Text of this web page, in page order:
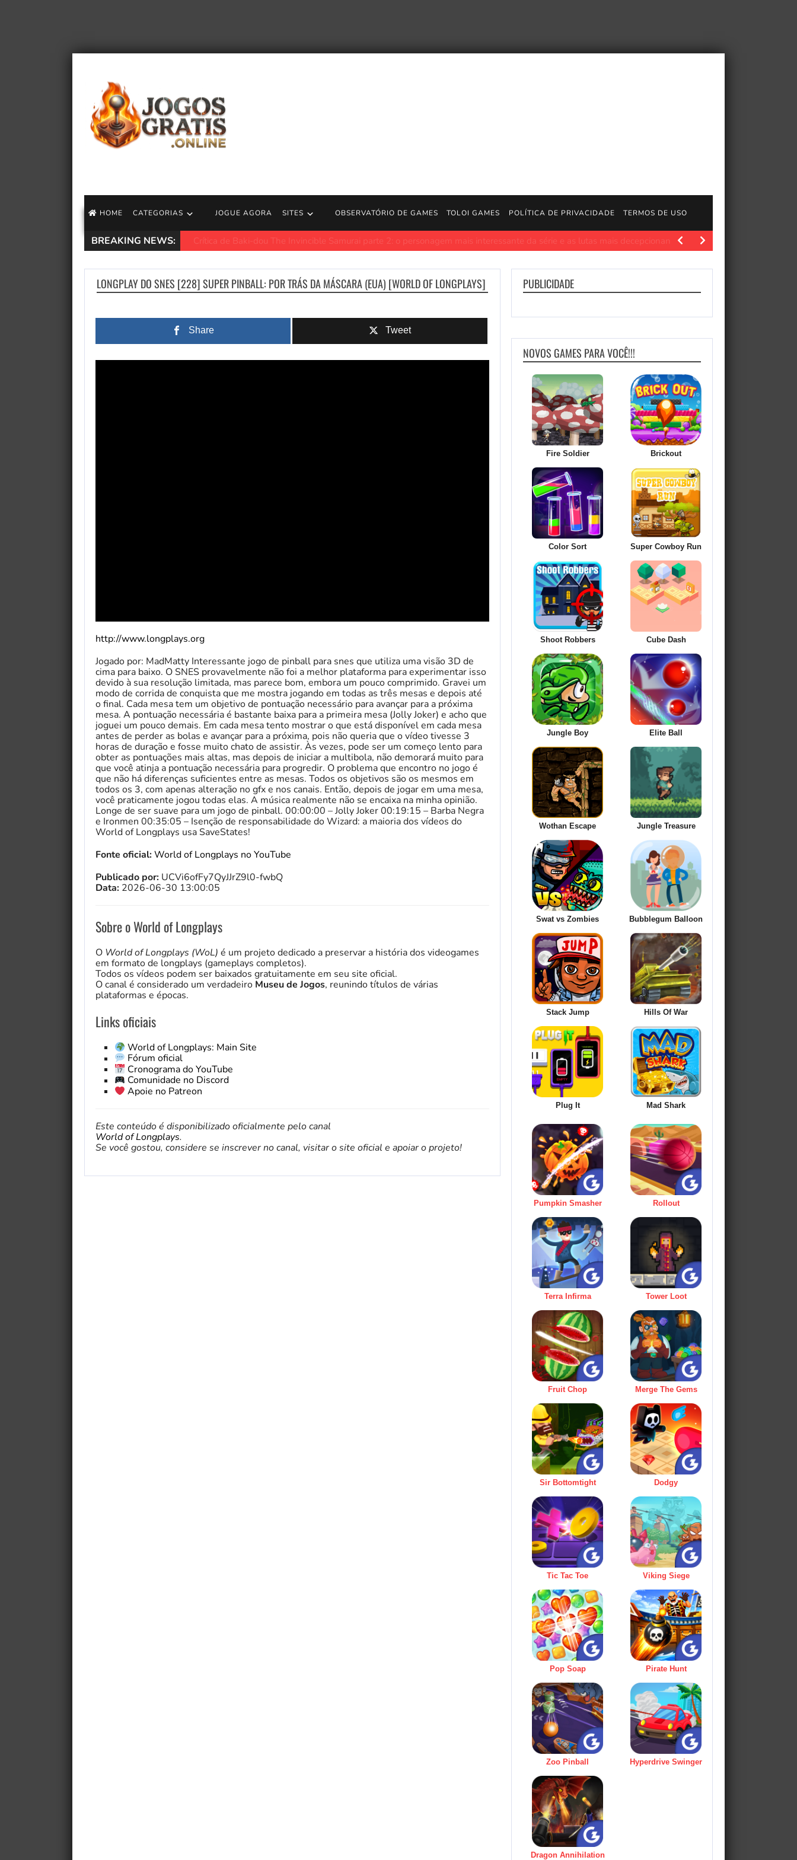
HOME CATEGORIAS JOGUE AGORA SITES OBSERVATÓRIO DE GAMES TOLOI GAMES POLÍTICA DE PRIVACIDADE TERMOS DE USO
BREAKING NEWS: Terminator 2: Judgment Day será relançado nos cinemas em seu 35º aniversário Polygon.com. Publicado 7 de julho de 2026, 13h35 EDT…
LONGPLAY DO SNES [228] SUPER PINBALL: POR TRÁS DA MÁSCARA (EUA) [WORLD OF LONGPLAYS]
Share Tweet
http://www.longplays.org
Jogado por: MadMatty Interessante jogo de pinball para snes que utiliza uma visão 3D de
cima para baixo. O SNES provavelmente não foi a melhor plataforma para experimentar isso
devido à sua resolução limitada, mas parece bom, embora um pouco comprimido. Gravei um
modo de corrida de conquista que me mostra jogando em todas as três mesas e depois até
o final. Cada mesa tem um objetivo de pontuação necessário para avançar para a próxima
mesa. A pontuação necessária é bastante baixa para a primeira mesa (Jolly Joker) e acho que
joguei um pouco demais. Em cada mesa tento mostrar o que está disponível em cada mesa
antes de perder as bolas e avançar para a próxima, pois não queria que o vídeo tivesse 3
horas de duração e fosse muito chato de assistir. Às vezes, pode ser um começo lento para
obter as pontuações mais altas, mas depois de iniciar a multibola, não demorará muito para
que você atinja a pontuação necessária para progredir. O problema que encontro no jogo é
que não há diferenças suficientes entre as mesas. Todos os objetivos são os mesmos em
todos os 3, com apenas alteração no gfx e nos canais. Então, depois de jogar em uma mesa,
você praticamente jogou todas elas. A música realmente não se encaixa na minha opinião.
Longe de ser suave para um jogo de pinball. 00:00:00 – Jolly Joker 00:19:15 – Barba Negra
e Ironmen 00:35:05 – Isenção de responsabilidade do Wizard: a maioria dos vídeos do
World of Longplays usa SaveStates!
Fonte oficial:World of Longplays no YouTube
Publicado por: UCVi6ofFy7QyJJrZ9l0-fwbQ
Data: 2026-06-30 13:00:05
Sobre o World of Longplays
O World of Longplays (WoL) é um projeto dedicado a preservar a história dos videogames
em formato de longplays (gameplays completos).
Todos os vídeos podem ser baixados gratuitamente em seu site oficial.
O canal é considerado um verdadeiro Museu de Jogos, reunindo títulos de várias
plataformas e épocas.
Links oficiais
World of Longplays: Main Site
Fórum oficial
Cronograma do YouTube
Comunidade no Discord
Apoie no Patreon
Este conteúdo é disponibilizado oficialmente pelo canal
World of Longplays.
Se você gostou, considere se inscrever no canal, visitar o site oficial e apoiar o projeto!
PUBLICIDADE
NOVOS GAMES PARA VOCÊ!!!
Fire Soldier Brickout
Color Sort Super Cowboy Run
Shoot Robbers Cube Dash
Jungle Boy Elite Ball
Wothan Escape Jungle Treasure
Swat vs Zombies Bubblegum Balloon
Stack Jump Hills Of War
Plug It Mad Shark
Pumpkin Smasher Rollout
Terra Infirma Tower Loot
Fruit Chop Merge The Gems
Sir Bottomtight Dodgy
Tic Tac Toe Viking Siege
Pop Soap Pirate Hunt
Zoo Pinball Hyperdrive Swinger
Dragon Annihilation